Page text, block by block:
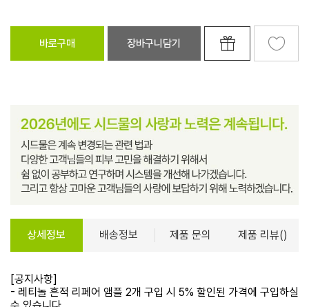
바로구매 장바구니담기
상세정보 배송정보 제품 문의 제품 리뷰()
[공지사항]
- 레티놀 흔적 리페어 앰플 2개 구입 시 5% 할인된 가격에 구입하실